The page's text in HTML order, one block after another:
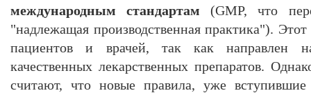
международным стандартам (GMP, что
"надлежащая производственная практика").
пациентов и врачей, так как направлен
качественных лекарственных препаратов.
считают, что новые правила, уже